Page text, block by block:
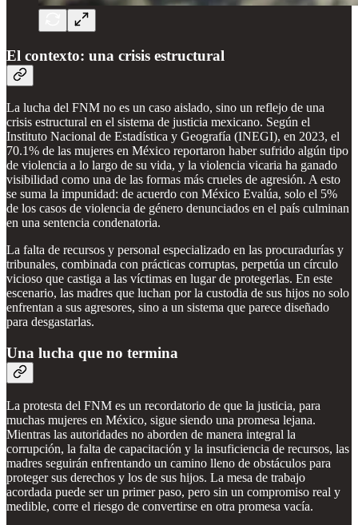
El contexto: una crisis estructural
La lucha del FNM no es un caso aislado, sino un reflejo de una
crisis estructural en el sistema de justicia mexicano. Según el
Instituto Nacional de Estadística y Geografía (INEGI), en 2023, el
70.1% de las mujeres en México reportaron haber sufrido algún tipo
de violencia a lo largo de su vida, y la violencia vicaria ha ganado
visibilidad como una de las formas más crueles de agresión. A esto
se suma la impunidad: de acuerdo con México Evalúa, solo el 5%
de los casos de violencia de género denunciados en el país culminan
en una sentencia condenatoria.
La falta de recursos y personal especializado en las procuradurías y
tribunales, combinada con prácticas corruptas, perpetúa un círculo
vicioso que castiga a las víctimas en lugar de protegerlas. En este
escenario, las madres que luchan por la custodia de sus hijos no solo
enfrentan a sus agresores, sino a un sistema que parece diseñado
para desgastarlas.
Una lucha que no termina
La protesta del FNM es un recordatorio de que la justicia, para
muchas mujeres en México, sigue siendo una promesa lejana.
Mientras las autoridades no aborden de manera integral la
corrupción, la falta de capacitación y la insuficiencia de recursos, las
madres seguirán enfrentando un camino lleno de obstáculos para
proteger sus derechos y los de sus hijos. La mesa de trabajo
acordada puede ser un primer paso, pero sin un compromiso real y
medible, corre el riesgo de convertirse en otra promesa vacía.